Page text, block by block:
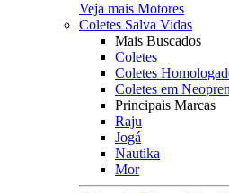
Veja mais Motores
Coletes Salva Vidas
Mais Buscados
Coletes
Coletes
Coletes em
Principais Marcas
Raju
Jogá
Nautika
Mor